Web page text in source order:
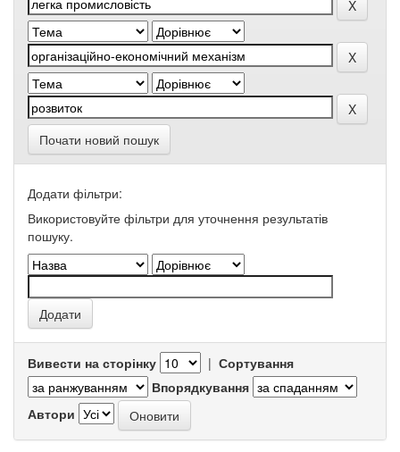
Почати новий пошук
Додати фільтри:
Використовуйте фільтри для уточнення результатів
пошуку.
Вивести на сторінку | Сортування
Впорядкування
Автори